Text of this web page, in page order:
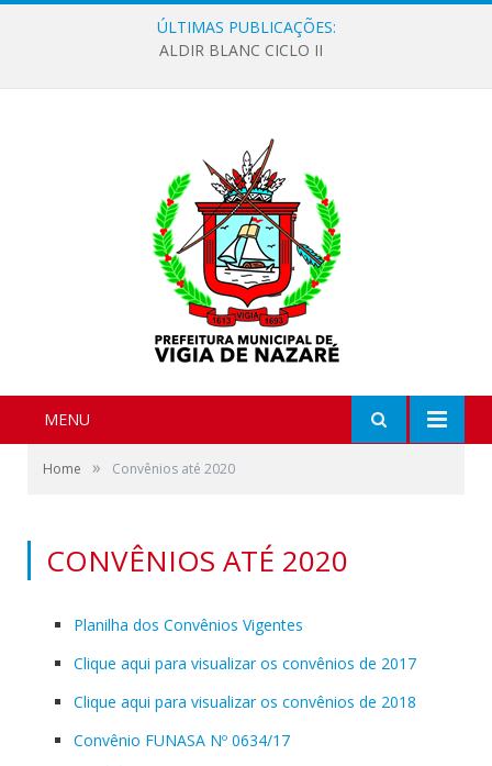
ÚLTIMAS PUBLICAÇÕES:
ALDIR BLANC CICLO II
MENU
Home » Convênios até 2020
CONVÊNIOS ATÉ 2020
Planilha dos Convênios Vigentes
Clique aqui para visualizar os convênios de 2017
Clique aqui para visualizar os convênios de 2018
Convênio FUNASA Nº 0634/17